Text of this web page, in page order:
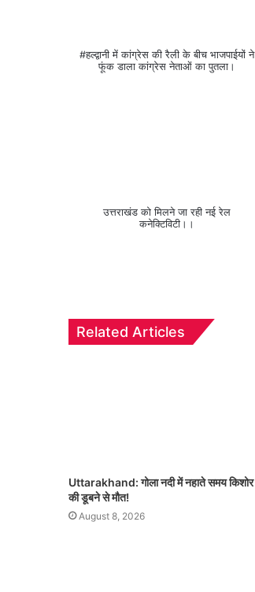
#हल्द्वानी में कांग्रेस की रैली के बीच भाजपाईयों ने
फूंक डाला कांग्रेस नेताओं का पुतला।
उत्तराखंड को मिलने जा रही नई रेल
कनेक्टिविटी।।
Related Articles
Uttarakhand: गोला नदी में नहाते समय किशोर
की डूबने से मौत!
August 8, 2026